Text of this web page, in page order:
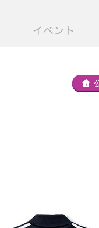
イベント